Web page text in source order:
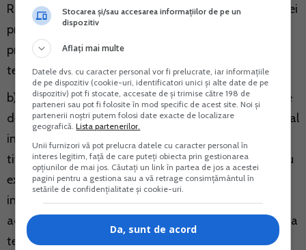
Romania, inclusiv din inchirierea sau cedarea folosintei
proprietatii sau a oricaror drepturi legate de aceasta
proprietate imobiliara, organului fiscal in a carui raza
teritoriala este situata proprietatea imobiliara;
b) pentru vanzarea-cesionarea titlurilor de participare
detinute la o persoana juridica romana, organului fiscal
in a carui raza teritoriala se afla societatea ale carei
titluri de participare sunt vandute/cesionate; c) pentru
exploatarea resurselor naturale situate in Romania,
inclusiv vanzarea cesionarea oricarui drept aferent
acestor resurse naturale, organului fiscal in a carui raza
teritoriala se afla exploatarea.
Stocarea și/sau accesarea informațiilor de pe un
dispozitiv
Aflați mai multe
Datele dvs. cu caracter personal vor fi prelucrate, iar informațiile
de pe dispozitiv (cookie-uri, identificatori unici și alte date de pe
dispozitiv) pot fi stocate, accesate de și trimise către 198 de
parteneri sau pot fi folosite în mod specific de acest site. Noi și
partenerii noștri putem folosi date exacte de localizare
geografică.Lista partenerilor.
Unii furnizori vă pot prelucra datele cu caracter personal în
interes legitim, față de care puteți obiecta prin gestionarea
opțiunilor de mai jos. Căutați un link în partea de jos a acestei
pagini pentru a gestiona sau a vă retrage consimțământul în
setările de confidențialitate și cookie-uri.
Da, sunt de acord